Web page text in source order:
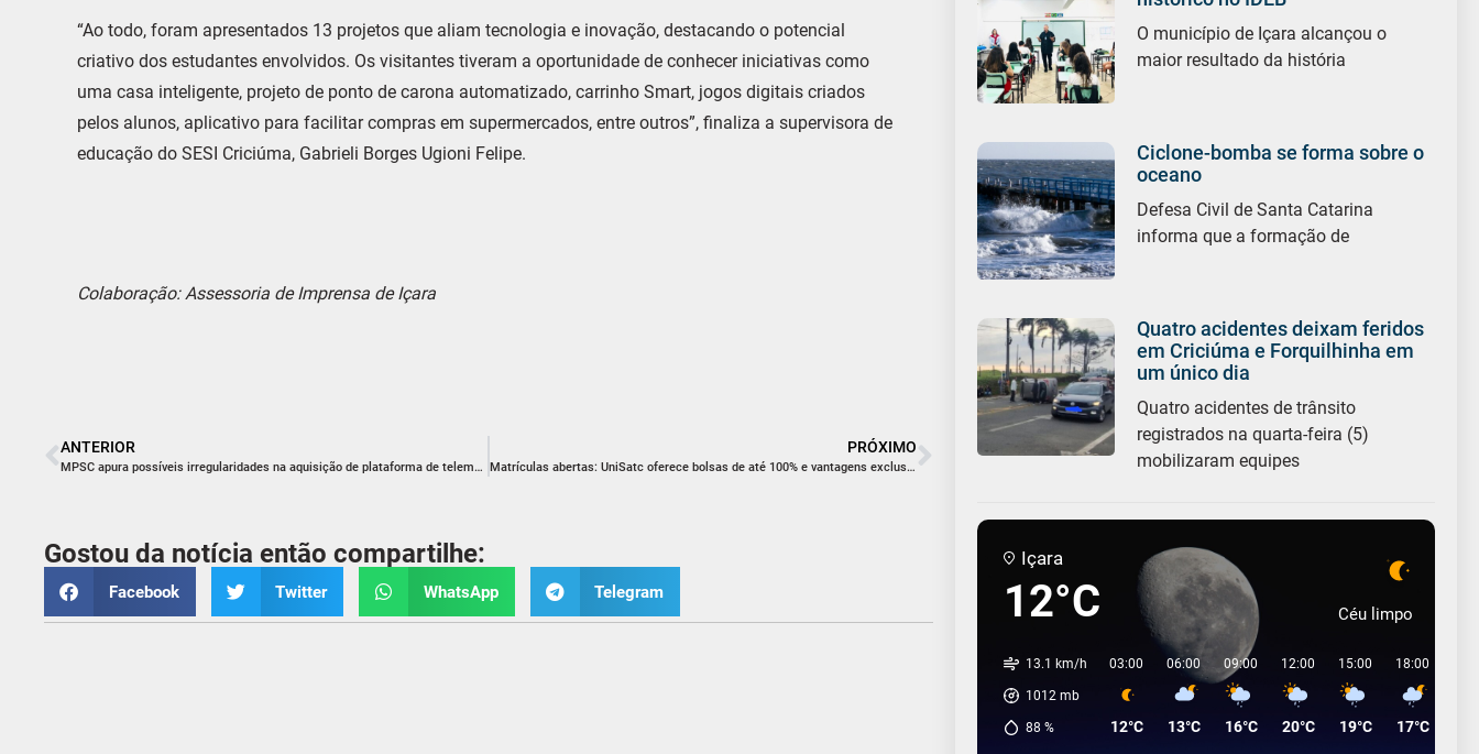
“Ao todo, foram apresentados 13 projetos que aliam tecnologia e inovação, destacando o potencial
criativo dos estudantes envolvidos. Os visitantes tiveram a oportunidade de conhecer iniciativas como
uma casa inteligente, projeto de ponto de carona automatizado, carrinho Smart, jogos digitais criados
pelos alunos, aplicativo para facilitar compras em supermercados, entre outros”, finaliza a supervisora de
educação do SESI Criciúma, Gabrieli Borges Ugioni Felipe.
Colaboração: Assessoria de Imprensa de Içara
ANTERIOR
MPSC apura possíveis irregularidades na aquisição de plataforma de telemedicina pelo CIASC para a Secretaria de Estado da Saúde
PRÓXIMO
Matrículas abertas: UniSatc oferece bolsas de até 100% e vantagens exclusivas
Gostou da notícia então compartilhe:
Facebook Twitter WhatsApp Telegram
O município de Içara alcançou o
maior resultado da história
Ciclone-bomba se forma sobre o
oceano
Defesa Civil de Santa Catarina
informa que a formação de
Quatro acidentes deixam feridos
em Criciúma e Forquilhinha em
um único dia
Quatro acidentes de trânsito
registrados na quarta-feira (5)
mobilizaram equipes
Içara
12°C Céu limpo
13.1 km/h
1012 mb
88 %
03:00
12°C
06:00
13°C
09:00
16°C
12:00
20°C
15:00
19°C
18:00
17°C